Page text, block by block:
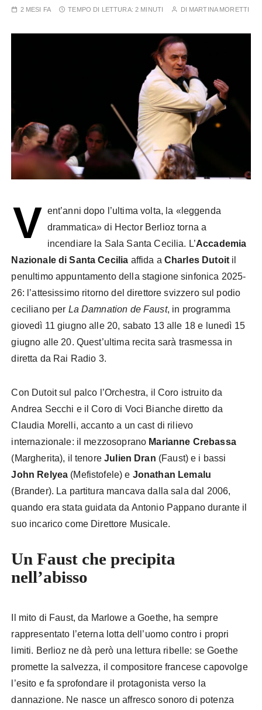
2 MESI FA TEMPO DI LETTURA:2 MINUTI DI MARTINA MORETTI
V ent’anni dopo l’ultima volta, la «leggenda
drammatica» di Hector Berlioz torna a
incendiare la Sala Santa Cecilia. L’Accademia
Nazionale di Santa Cecilia affida a Charles Dutoit il
penultimo appuntamento della stagione sinfonica 2025-
26: l’attesissimo ritorno del direttore svizzero sul podio
ceciliano per La Damnation de Faust, in programma
giovedì 11 giugno alle 20, sabato 13 alle 18 e lunedì 15
giugno alle 20. Quest’ultima recita sarà trasmessa in
diretta da Rai Radio 3.
Con Dutoit sul palco l’Orchestra, il Coro istruito da
Andrea Secchi e il Coro di Voci Bianche diretto da
Claudia Morelli, accanto a un cast di rilievo
internazionale: il mezzosoprano Marianne Crebassa
(Margherita), il tenoreJulien Dran (Faust) e i bassi
John Relyea (Mefistofele) e Jonathan Lemalu
(Brander). La partitura mancava dalla sala dal 2006,
quando era stata guidata da Antonio Pappano durante il
suo incarico come Direttore Musicale.
Un Faust che precipita
nell’abisso
Il mito di Faust, da Marlowe a Goethe, ha sempre
rappresentato l’eterna lotta dell’uomo contro i propri
limiti. Berlioz ne dà però una lettura ribelle: se Goethe
promette la salvezza, il compositore francese capovolge
l’esito e fa sprofondare il protagonista verso la
dannazione. Ne nasce un affresco sonoro di potenza